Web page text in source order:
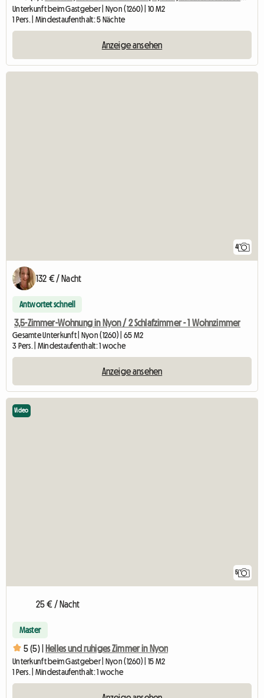
Unterkunft beim Gastgeber | Nyon (1260) | 10 M2
1 Pers. | Mindestaufenthalt: 5 Nächte
Anzeige ansehen
4
132 € / Nacht
Antwortet schnell
3,5-Zimmer-Wohnung in Nyon / 2 Schlafzimmer - 1 Wohnzimmer
Gesamte Unterkunft | Nyon (1260) | 65 M2
3 Pers. | Mindestaufenthalt: 1 woche
Anzeige ansehen
5
Video
25 € / Nacht
Master
5 (5) | Helles und ruhiges Zimmer in Nyon
Unterkunft beim Gastgeber | Nyon (1260) | 15 M2
1 Pers. | Mindestaufenthalt: 1 woche